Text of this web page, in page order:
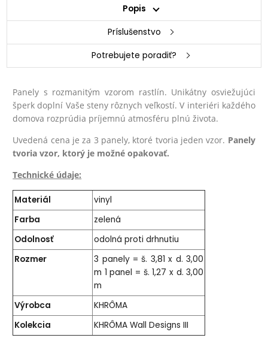
Popis
Príslušenstvo
Potrebujete poradiť?
Panely s rozmanitým vzorom rastlín. Unikátny osviežujúci
šperk doplní Vaše steny rôznych veľkostí. V interiéri každého
domova rozprúdia príjemnú atmosféru plnú života.
Uvedená cena je za 3 panely, ktoré tvoria jeden vzor. Panely
tvoria vzor, ktorý je možné opakovať.
Technické údaje:
Materiál
vinyl
Farba
zelená
Odolnosť
odolná proti drhnutiu
Rozmer
3 panely = š. 3,81 x d. 3,00
m 1 panel = š. 1,27 x d. 3,00
m
Výrobca
KHRÔMA
Kolekcia
KHRÔMA Wall Designs III